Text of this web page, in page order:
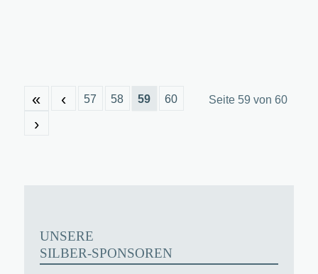
Seite 59 von 60
« ‹ 57 58 59 60
›
UNSERE
SILBER-SPONSOREN